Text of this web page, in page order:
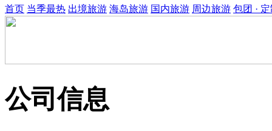
首页 当季最热 出境旅游 海岛旅游 国内旅游 周边旅游 包团 ·
公司信息